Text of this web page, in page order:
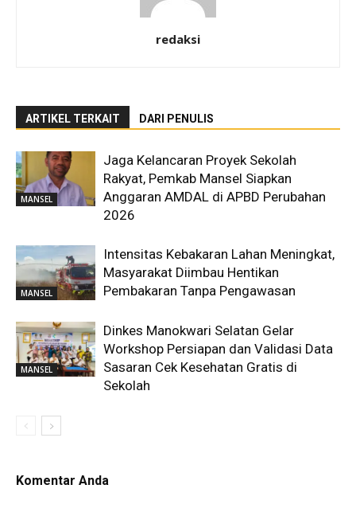
redaksi
ARTIKEL TERKAIT DARI PENULIS
MANSEL
Jaga Kelancaran Proyek Sekolah
Rakyat, Pemkab Mansel Siapkan
Anggaran AMDAL di APBD Perubahan
2026
MANSEL
Intensitas Kebakaran Lahan Meningkat,
Masyarakat Diimbau Hentikan
Pembakaran Tanpa Pengawasan
MANSEL
Dinkes Manokwari Selatan Gelar
Workshop Persiapan dan Validasi Data
Sasaran Cek Kesehatan Gratis di
Sekolah
Komentar Anda